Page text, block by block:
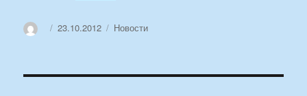
АвторОпубликовано
23.10.2012 Рубрики
Новости